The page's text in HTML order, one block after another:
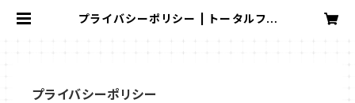
プライバシーポリシー | トータルフィ
プライバシーポリシー